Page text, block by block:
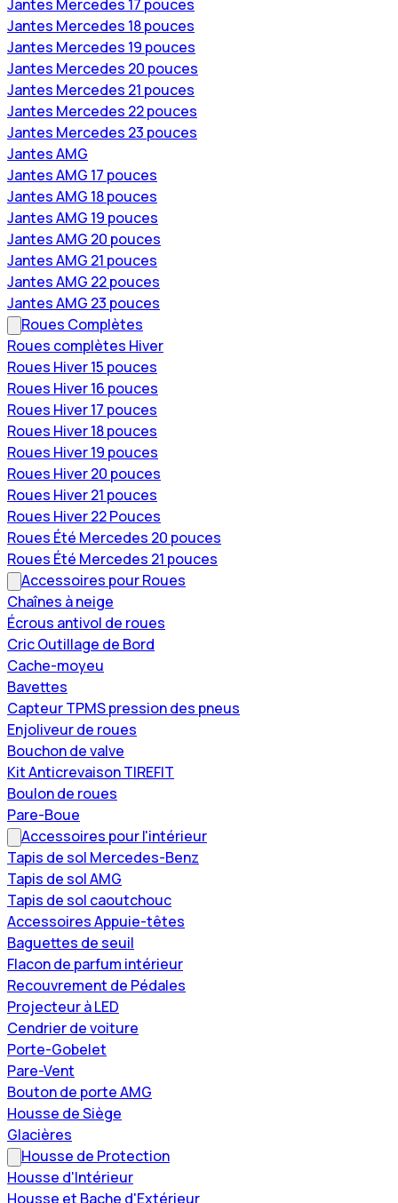
Jantes Mercedes 17 pouces
Jantes Mercedes 18 pouces
Jantes Mercedes 19 pouces
Jantes Mercedes 20 pouces
Jantes Mercedes 21 pouces
Jantes Mercedes 22 pouces
Jantes Mercedes 23 pouces
Jantes AMG
Jantes AMG 17 pouces
Jantes AMG 18 pouces
Jantes AMG 19 pouces
Jantes AMG 20 pouces
Jantes AMG 21 pouces
Jantes AMG 22 pouces
Jantes AMG 23 pouces
Roues Complètes
Roues complètes Hiver
Roues Hiver 15 pouces
Roues Hiver 16 pouces
Roues Hiver 17 pouces
Roues Hiver 18 pouces
Roues Hiver 19 pouces
Roues Hiver 20 pouces
Roues Hiver 21 pouces
Roues Hiver 22 Pouces
Roues Été Mercedes 20 pouces
Roues Été Mercedes 21 pouces
Accessoires pour Roues
Chaînes à neige
Écrous antivol de roues
Cric Outillage de Bord
Cache-moyeu
Bavettes
Capteur TPMS pression des pneus
Enjoliveur de roues
Bouchon de valve
Kit Anticrevaison TIREFIT
Boulon de roues
Pare-Boue
Accessoires pour l'intérieur
Tapis de sol Mercedes-Benz
Tapis de sol AMG
Tapis de sol caoutchouc
Accessoires Appuie-têtes
Baguettes de seuil
Flacon de parfum intérieur
Recouvrement de Pédales
Projecteur à LED
Cendrier de voiture
Porte-Gobelet
Pare-Vent
Bouton de porte AMG
Housse de Siège
Glacières
Housse de Protection
Housse d'Intérieur
Housse et Bache d'Extérieur